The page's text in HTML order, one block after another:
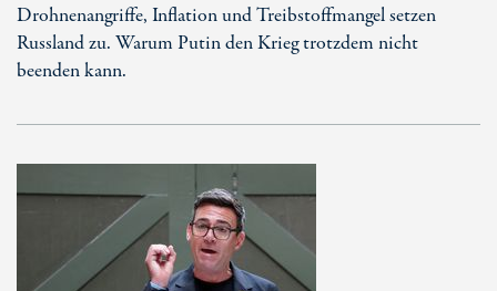
Drohnenangriffe, Inflation und Treibstoffmangel setzen
Russland zu. Warum Putin den Krieg trotzdem nicht
beenden kann.